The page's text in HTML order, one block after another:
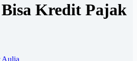
Kredit Pajak
Aulia